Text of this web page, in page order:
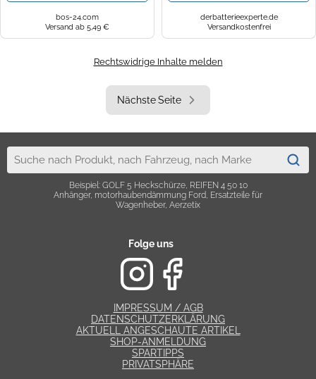
bos-24.com
Versand ab 5,49 €
derbatterieexperte.de
Versandkostenfrei
Rechtswidrige Inhalte melden
Nächste Seite
Beispiel: GOLF 5 Heckschürze, REIFEN 4 50 10
Anhänger, motorhaubendämmung Ford, Ersatzteile für
Wagenheber, Aerzetix
Folge uns
IMPRESSUM / AGB
DATENSCHUTZERKLÄRUNG
AKTUELL ANGESCHAUTE ARTIKEL
SHOP-ANMELDUNG
SPARTIPPS
PRIVATSPHÄRE